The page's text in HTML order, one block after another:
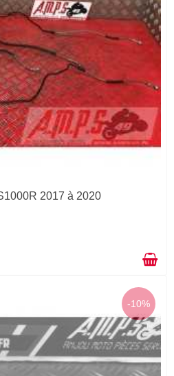
2017 à 2020
-10%